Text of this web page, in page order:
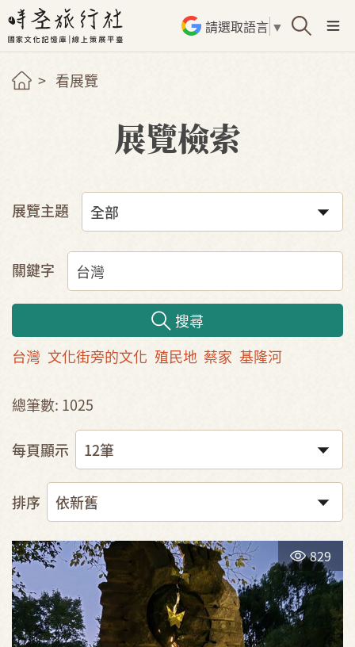
請選取語言 ▼
看展覽
展覽檢索
展覽主題
關鍵字
搜尋
台灣 文化街旁的文化 殖民地 蔡家 基隆河
總筆數: 1025
每頁顯示
排序
829